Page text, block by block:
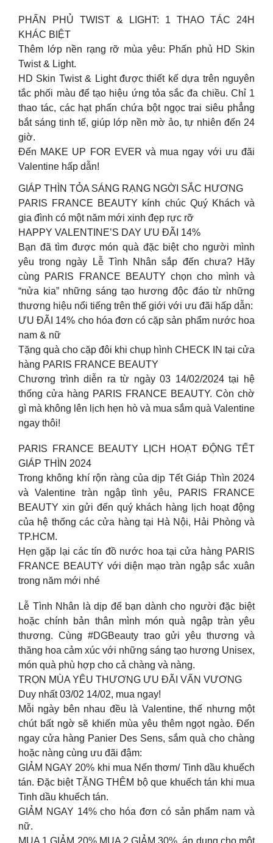
PHẤN PHỦ TWIST & LIGHT: 1 THAO TÁC 24H
KHÁC BIỆT
Thêm lớp nền rạng rỡ mùa yêu: Phấn phủ HD Skin
Twist & Light.
HD Skin Twist & Light được thiết kế dựa trên nguyên
tắc phối màu để tạo hiệu ứng tỏa sắc đa chiều. Chỉ 1
thao tác, các hạt phấn chứa bột ngọc trai siêu phẳng
bắt sáng tinh tế, giúp lớp nền mờ ảo, tự nhiên đến 24
giờ.
Đến MAKE UP FOR EVER và mua ngay với ưu đãi
Valentine hấp dẫn!
GIÁP THÌN TỎA SÁNG RẠNG NGỜI SẮC HƯƠNG
PARIS FRANCE BEAUTY kính chúc Quý Khách và
gia đình có một năm mới xinh đẹp rực rỡ
HAPPY VALENTINE’S DAY ƯU ĐÃI 14%
Bạn đã tìm được món quà đặc biệt cho người mình
yêu trong ngày Lễ Tình Nhân sắp đến chưa? Hãy
cùng PARIS FRANCE BEAUTY chọn cho mình và
“nửa kia” những sáng tạo hương độc đáo từ những
thương hiệu nổi tiếng trên thế giới với ưu đãi hấp dẫn:
ƯU ĐÃI 14% cho hóa đơn có cặp sản phẩm nước hoa
nam & nữ
Tặng quà cho cặp đôi khi chụp hình CHECK IN tại cửa
hàng PARIS FRANCE BEAUTY
Chương trình diễn ra từ ngày 03 14/02/2024 tại hệ
thống cửa hàng PARIS FRANCE BEAUTY. Còn chờ
gì mà không lên lịch hẹn hò và mua sắm quà Valentine
ngay thôi!
PARIS FRANCE BEAUTY LỊCH HOẠT ĐỘNG TẾT
GIÁP THÌN 2024
Trong không khí rộn ràng của dịp Tết Giáp Thìn 2024
và Valentine tràn ngập tình yêu, PARIS FRANCE
BEAUTY xin gửi đến quý khách hàng lịch hoạt động
của hệ thống các cửa hàng tại Hà Nội, Hải Phòng và
TP.HCM.
Hẹn gặp lại các tín đồ nước hoa tại cửa hàng PARIS
FRANCE BEAUTY với diện mạo tràn ngập sắc xuân
trong năm mới nhé
Lễ Tình Nhân là dịp để bạn dành cho người đặc biệt
hoặc chính bản thân mình món quà ngập tràn yêu
thương. Cùng #DGBeauty trao gửi yêu thương và
thăng hoa cảm xúc với những sáng tạo hương Unisex,
món quà phù hợp cho cả chàng và nàng.
TRỌN MÙA YÊU THƯƠNG ƯU ĐÃI VẤN VƯƠNG
Duy nhất 03/02 14/02, mua ngay!
Mỗi ngày bên nhau đều là Valentine, thế nhưng một
chút bất ngờ sẽ khiến mùa yêu thêm ngọt ngào. Đến
ngay cửa hàng Panier Des Sens, sắm quà cho chàng
hoặc nàng cùng ưu đãi đậm:
GIẢM NGAY 20% khi mua Nến thơm/ Tinh dầu khuếch
tán. Đặc biệt TẶNG THÊM bộ que khuếch tán khi mua
Tinh dầu khuếch tán.
GIẢM NGAY 14% cho hóa đơn có sản phẩm nam và
nữ.
MUA 1 GIẢM 20% MUA 2 GIẢM 30%, áp dụng cho một